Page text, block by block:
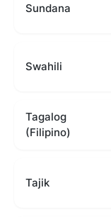
Sundana
Swahili
Tagalog
(Filipino)
Tajik